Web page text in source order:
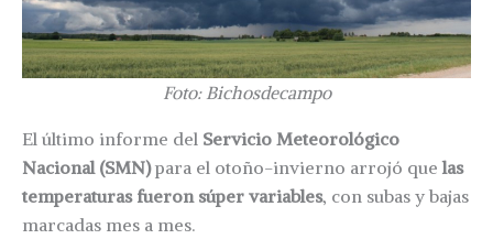
Foto: Bichosdecampo
El último informe del Servicio Meteorológico
Nacional (SMN)para el otoño-invierno arrojó que las
temperaturas fueron súper variables, con subas y bajas
marcadas mes a mes.